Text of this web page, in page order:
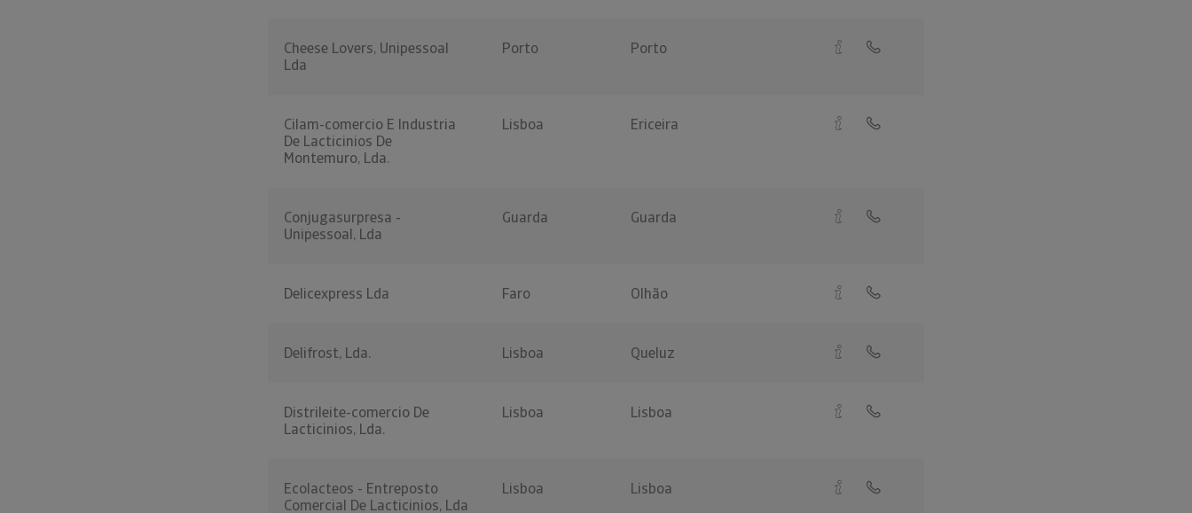
Cheese Lovers, Unipessoal
Lda
Porto Porto
Cilam-comercio E Industria
De Lacticinios De
Montemuro, Lda.
Lisboa Ericeira
Conjugasurpresa -
Unipessoal, Lda
Guarda Guarda
Delicexpress Lda Faro Olhão
Delifrost, Lda. Lisboa Queluz
Distrileite-comercio De
Lacticinios, Lda.
Lisboa Lisboa
Ecolacteos - Entreposto
Comercial De Lacticinios, Lda
Lisboa Lisboa